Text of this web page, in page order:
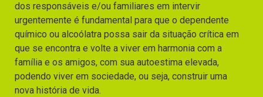
dos responsáveis e/ou familiares em intervir
urgentemente é fundamental para que o dependente
químico ou alcoólatra possa sair da situação crítica em
que se encontra e volte a viver em harmonia com a
família e os amigos, com sua autoestima elevada,
podendo viver em sociedade, ou seja, construir uma
nova história de vida.